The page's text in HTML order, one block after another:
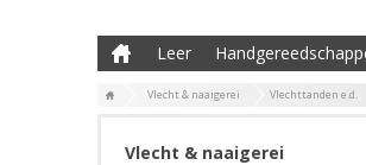
Leer
Vlecht & naaigerei Vlechttanden e.d.
Vlecht & naaigerei